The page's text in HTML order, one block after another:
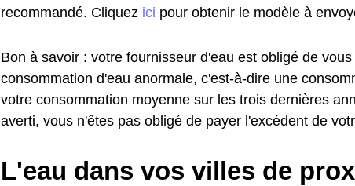
recommandé. Cliquez ici pour obtenir le modèle à
Bon à savoir : votre fournisseur d'eau est obligé de
consommation d'eau anormale, c'est-à-dire une
votre consommation moyenne sur les trois dernières
averti, vous n'êtes pas obligé de payer l'excédent de
L'eau dans vos villes de